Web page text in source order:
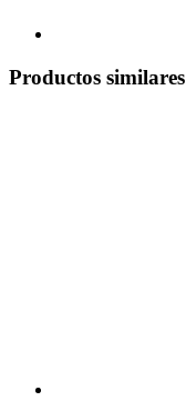
Productos similares